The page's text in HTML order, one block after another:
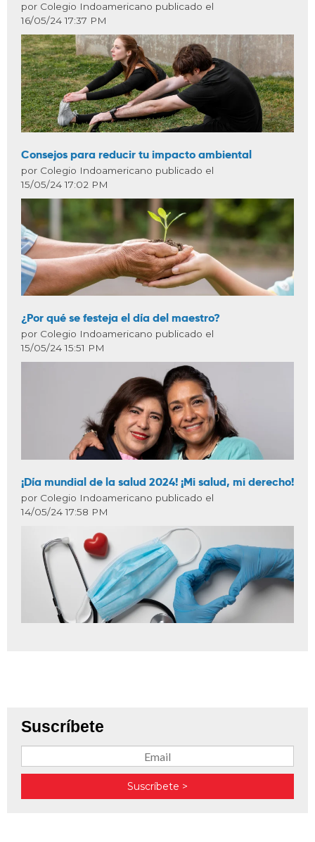
por Colegio Indoamericano publicado el
16/05/24 17:37 PM
Consejos para reducir tu impacto ambiental
por Colegio Indoamericano publicado el
15/05/24 17:02 PM
¿Por qué se festeja el día del maestro?
por Colegio Indoamericano publicado el
15/05/24 15:51 PM
¡Día mundial de la salud 2024! ¡Mi salud, mi derecho!
por Colegio Indoamericano publicado el
14/05/24 17:58 PM
Suscríbete